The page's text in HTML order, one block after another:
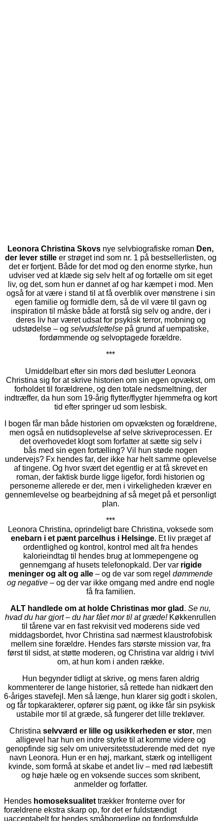
Leonora Christina Skovs nye selvbiografiske roman Den,
der lever stilleer strøget ind som nr. 1 på bestsellerlisten, og
det er fortjent. Både for det mod og den enorme styrke, hun
udviser ved at klæde sig selv helt af og fortælle om sit eget
liv, og det, som hun er dannet af og har kæmpet i mod. Men
også for at være i stand til at få overblik over mønstrene i sin
egen familie og formidle dem, så de vil være til gavn og
inspiration til måske både at forstå sig selv og andre, der i
deres liv har været udsat for psykisk terror, mobning og
udstødelse – og selvudslettelse på grund af uempatiske,
fordømmende og selvoptagede forældre.
***
Umiddelbart efter sin mors død beslutter Leonora
Christina sig for at skrive historien om sin egen opvækst, om
forholdet til forældrene, og den totale nedsmeltning, der
indtræffer, da hun som 19-årig flytter/flygter hjemmefra og kort
tid efter springer ud som lesbisk.
I bogen får man både historien om opvæksten og forældrene,
men også en nutidsoplevelse af selve skriveprocessen. Er
det overhovedet klogt som forfatter at sætte sig selv i
bås med sin egen fortælling? Vil hun støde nogen
undervejs? Fx hendes far, der ikke har helt samme oplevelse
af tingene. Og hvor svært det egentlig er at få skrevet en
roman, der faktisk burde ligge ligefor, fordi historien og
personerne allerede er der, men i virkeligheden kræver en
gennemlevelse og bearbejdning af så meget på et personligt
plan.
***
Leonora Christina, oprindeligt bare Christina, voksede som
enebarn i et pænt parcelhus i Helsinge. Et liv præget af
ordentlighed og kontrol, kontrol med alt fra hendes
kalorieindtag til hendes brug at lommepengene og
gennemgang af husets telefonopkald. Der var rigide
meninger og alt og alle – og de var som regel dømmende
og negative– og der var ikke omgang med andre end nogle
få fra familien.
ALT handlede om at holde Christinas mor glad . Se nu,
hvad du har gjort – du har fået mor til at græde!Køkkenrullen
til tårene var en fast rekvisit ved moderens side ved
middagsbordet, hvor Christina sad nærmest klaustrofobisk
mellem sine forældre. Hendes fars største mission var, fra
først til sidst, at støtte moderen, og Christina var aldrig i tvivl
om, at hun kom i anden række.
Hun begynder tidligt at skrive, og mens faren aldrig
kommenterer de lange historier, så rettede han nidkært den
6-åriges stavefejl. Men så længe, hun klarer sig godt i skolen,
og får topkarakterer, opfører sig pænt, og ikke får sin psykisk
ustabile mor til at græde, så fungerer det lille trekløver.
Christina selvværd er lille og usikkerheden er stor, men
alligevel har hun en indre styrke til at komme videre og
genopfinde sig selv om universitetsstuderende med det nye
navn Leonora. Hun er en høj, markant, stærk og intelligent
kvinde, som formå at skabe et andet liv – med rød læbestift
og høje hæle og en voksende succes som skribent,
anmelder og forfatter.
Hendes homoseksualitet trækker fronterne over for
forældrene ekstra skarp op, for det er fuldstændigt
uacceptabelt for hendes småborgerlige og fordomsfulde